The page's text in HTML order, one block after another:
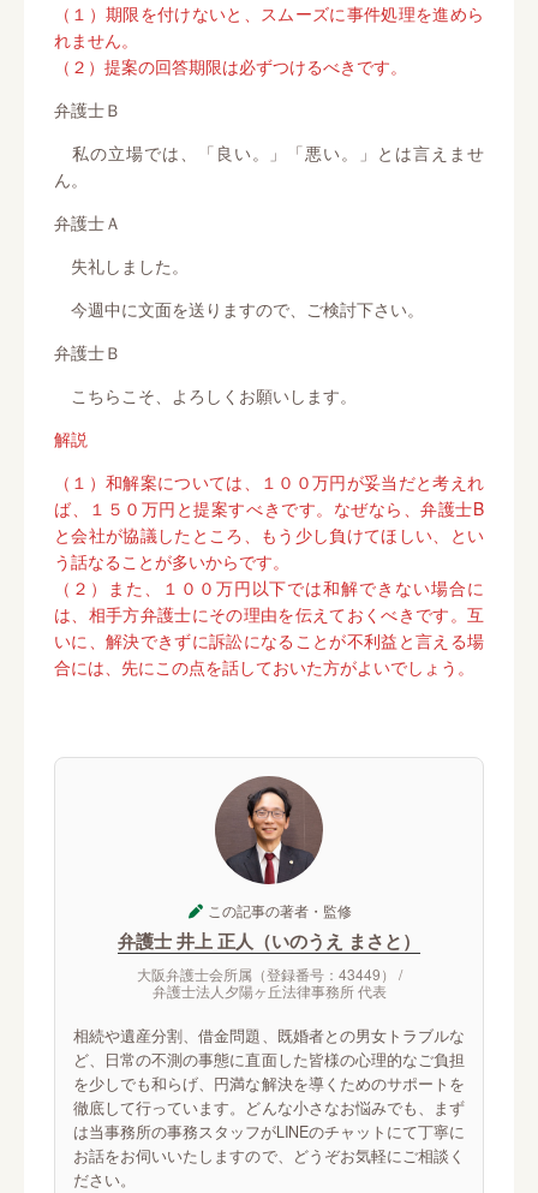
（１）期限を付けないと、スムーズに事件処理を進めら
れません。
（２）提案の回答期限は必ずつけるべきです。
弁護士Ｂ
私の立場では、「良い。」「悪い。」とは言えませ
ん。
弁護士Ａ
失礼しました。
今週中に文面を送りますので、ご検討下さい。
弁護士Ｂ
こちらこそ、よろしくお願いします。
解説
（１）和解案については、１００万円が妥当だと考えれ
ば、１５０万円と提案すべきです。なぜなら、弁護士B
と会社が協議したところ、もう少し負けてほしい、とい
う話なることが多いからです。
（２）また、１００万円以下では和解できない場合に
は、相手方弁護士にその理由を伝えておくべきです。互
いに、解決できずに訴訟になることが不利益と言える場
合には、先にこの点を話しておいた方がよいでしょう。
この記事の著者・監修
弁護士 井上 正人（いのうえ まさと）
大阪弁護士会所属（登録番号：43449） /
弁護士法人夕陽ヶ丘法律事務所 代表
相続や遺産分割、借金問題、既婚者との男女トラブルな
ど、日常の不測の事態に直面した皆様の心理的なご負担
を少しでも和らげ、円満な解決を導くためのサポートを
徹底して行っています。どんな小さなお悩みでも、まず
は当事務所の事務スタッフがLINEのチャットにて丁寧に
お話をお伺いいたしますので、どうぞお気軽にご相談く
ださい。